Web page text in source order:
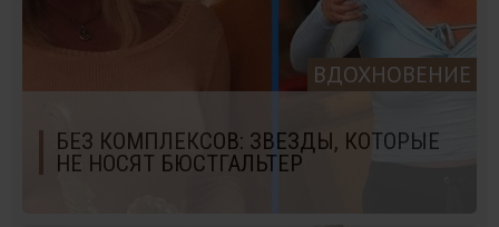
ВДОХНОВЕНИЕ
БЕЗ КОМПЛЕКСОВ: ЗВЕЗДЫ, КОТОРЫЕ
НЕ НОСЯТ БЮСТГАЛЬТЕР